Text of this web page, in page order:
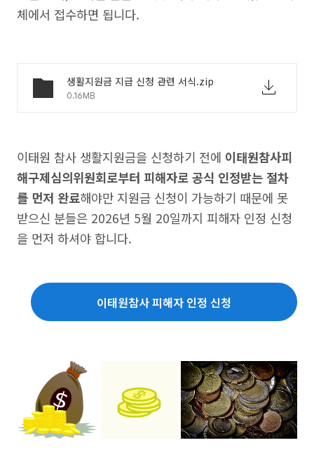
체에서 접수하면 됩니다.
생활지원금 지급 신청 관련 서식.zip
0.16MB
이태원 참사 생활지원금을 신청하기 전에 이태원참사피
해구제심의위원회로부터 피해자로 공식 인정받는 절차
를 먼저 완료해야만 지원금 신청이 가능하기 때문에 못
받으신 분들은 2026년 5월 20일까지 피해자 인정 신청
을 먼저 하셔야 합니다.
이태원참사 피해자 인정 신청